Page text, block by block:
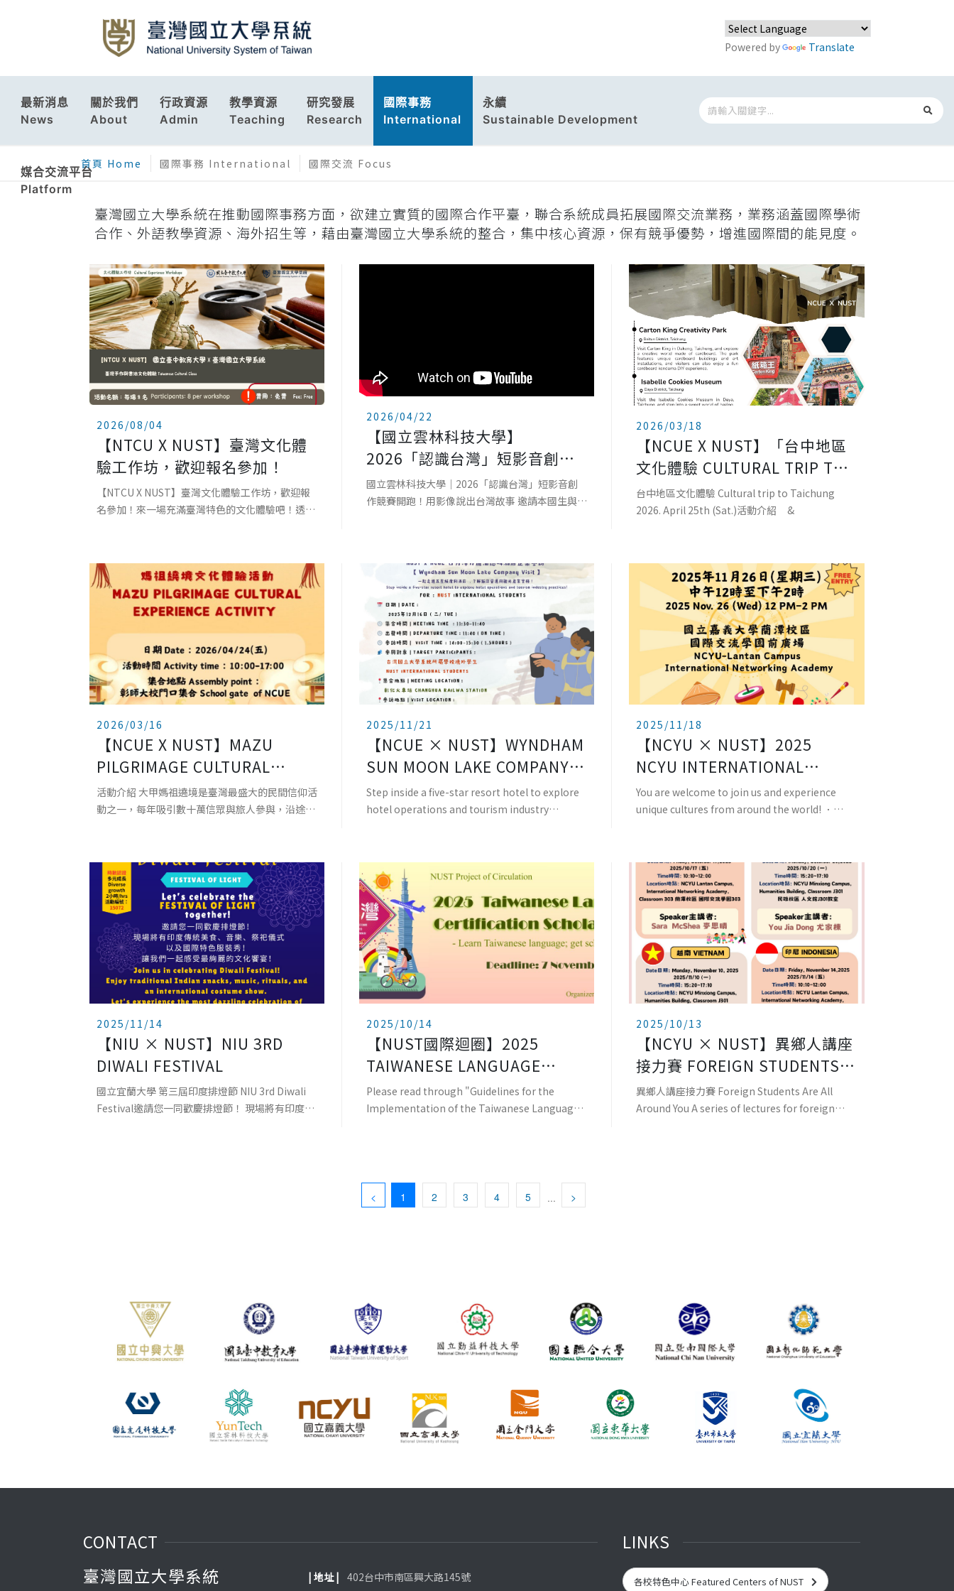
Powered by Translate
最新消息
News
關於我們
About
行政資源
Admin
教學資源
Teaching
研究發展
Research
國際事務
International
永續
Sustainable Development
媒合交流平台
Platform
首頁 Home 國際事務 International 國際交流 Focus
臺灣國立大學系統在推動國際事務方面，欲建立實質的國際合作平臺，聯合系統成員拓展國際交流業務，業務涵蓋國際學術
合作、外語教學資源、海外招生等，藉由臺灣國立大學系統的整合，集中核心資源，保有競爭優勢，增進國際間的能見度。
2026/08/04
【NTCU X NUST】臺灣文化體
驗工作坊，歡迎報名參加！
【NTCU X NUST】臺灣文化體驗工作坊，歡迎報
名參加！來一場充滿臺灣特色的文化體驗吧！透過
礎，只要帶著好
2026/04/22
【國立雲林科技大學】
2026「認識台灣」短影音創作
競賽開跑！│YUNTECH│2026
“DISCOVER TAIWAN”
國立雲林科技大學｜2026「認識台灣」短影音創
作競賽開跑！用影像說出台灣故事 邀請本國生與境
2026/03/18
【NCUE X NUST】「台中地區
文化體驗 CULTURAL TRIP TO
TAICHUNG-2026. APRIL 25TH
(SAT.)」
台中地區文化體驗 Cultural trip to Taichung
2026. April 25th (Sat.)活動介紹 &
2026/03/16
【NCUE X NUST】MAZU
PILGRIMAGE CULTURAL
EXPERIENCE ACTIVITY 媽祖繞
境文化體驗活動-2026. APRIL
活動介紹 大甲媽祖遶境是臺灣最盛大的民間信仰活
動之一，每年吸引數十萬信眾與旅人參與，沿途不
同學們將走
2025/11/21
【NCUE × NUST】WYNDHAM
SUN MOON LAKE COMPANY
VISIT日月潭力麗溫德姆溫泉酒
店企業參訪
Step inside a five-star resort hotel to explore
hotel operations and tourism industry
2025/11/18
【NCYU × NUST】2025
NCYU INTERNATIONAL
CULTURAL FESTIVAL
You are welcome to join us and experience
unique cultures from around the world! ．
2025/11/14
【NIU × NUST】NIU 3RD
DIWALI FESTIVAL
國立宜蘭大學 第三屆印度排燈節 NIU 3rd Diwali
Festival邀請您一同歡慶排燈節！ 現場將有印度傳
2025/10/14
【NUST國際迴圈】2025
TAIWANESE LANGUAGE
CERTIFICATION
SCHOLARSHIP
Please read through "Guidelines for the
Implementation of the Taiwanese Language
2025/10/13
【NCYU × NUST】異鄉人講座
接力賽 FOREIGN STUDENTS
ARE ALL AROUND YOU
異鄉人講座接力賽 Foreign Students Are All
Around You A series of lectures for foreign
< 1 2 3 4 5 ... >
CONTACT
臺灣國立大學系統
| 地址 | 402台中市南區興大路145號
LINKS
各校特色中心 Featured Centers of NUST